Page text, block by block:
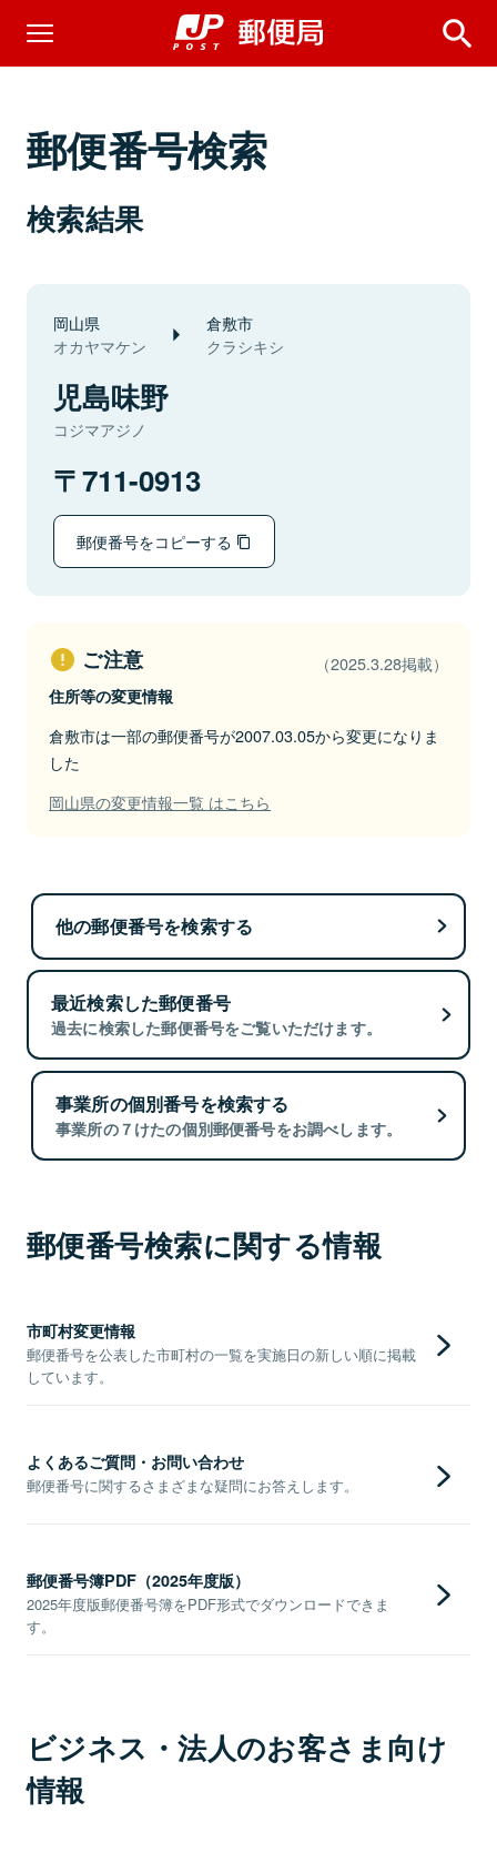
郵便番号検索
検索結果
岡山県
オカヤマケン
倉敷市
クラシキシ
児島味野
コジマアジノ
711-0913
郵便番号をコピーする
ご注意 （2025.3.28掲載）
住所等の変更情報
倉敷市は一部の郵便番号が2007.03.05から変更になりま
した
岡山県の変更情報一覧 はこちら
他の郵便番号を検索する
最近検索した郵便番号
過去に検索した郵便番号をご覧いただけます。
事業所の個別番号を検索する
事業所の７けたの個別郵便番号をお調べします。
郵便番号検索に関する情報
市町村変更情報
郵便番号を公表した市町村の一覧を実施日の新しい順に掲載
しています。
よくあるご質問・お問い合わせ
郵便番号に関するさまざまな疑問にお答えします。
郵便番号簿PDF（2025年度版）
2025年度版郵便番号簿をPDF形式でダウンロードできま
す。
ビジネス・法人のお客さま向け
情報